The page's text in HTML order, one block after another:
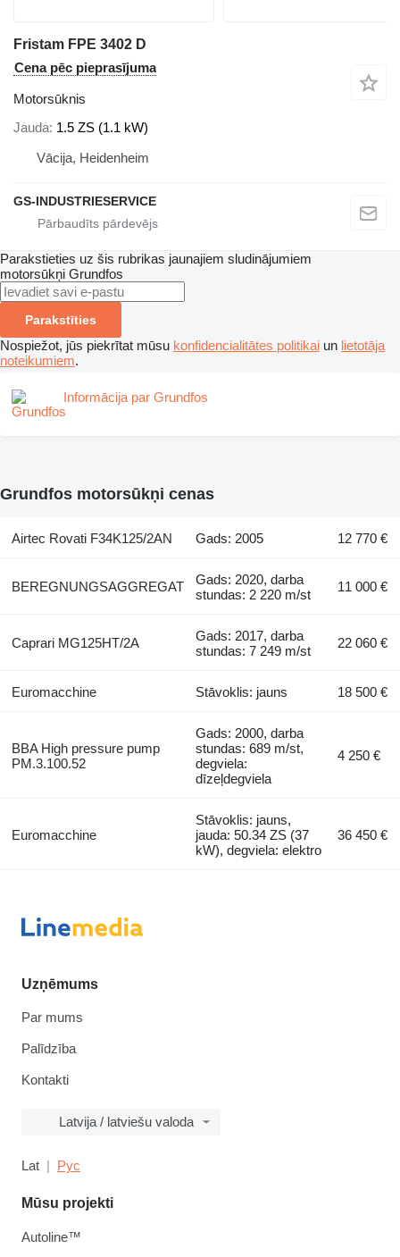
Fristam FPE 3402 D
Cena pēc pieprasījuma
Motorsūknis
Jauda 1.5 ZS (1.1 kW)
Vācija, Heidenheim
GS-INDUSTRIESERVICE
Parakstieties uz šis rubrikas jaunajiem sludinājumiem
motorsūkņi Grundfos
Parakstīties
Nospiežot, jūs piekrītat mūsu konfidencialitātes politikai un lietotāja
noteikumiem.
Informācija par Grundfos
Grundfos motorsūkņi cenas
Airtec Rovati F34K125/2AN Gads: 2005 12 770 €
BEREGNUNGSAGGREGAT
Gads: 2020, darba
stundas: 2 220 m/st
11 000 €
Caprari MG125HT/2A
Gads: 2017, darba
stundas: 7 249 m/st
22 060 €
Euromacchine Stāvoklis: jauns 18 500 €
BBA High pressure pump
PM.3.100.52
Gads: 2000, darba
stundas: 689 m/st,
degviela:
dīzeļdegviela
4 250 €
Euromacchine
Stāvoklis: jauns,
jauda: 50.34 ZS (37
kW), degviela: elektro
36 450 €
Uzņēmums
Par mums
Palīdzība
Kontakti
Latvija / latviešu valoda
Lat Рус
Mūsu projekti
Autoline™